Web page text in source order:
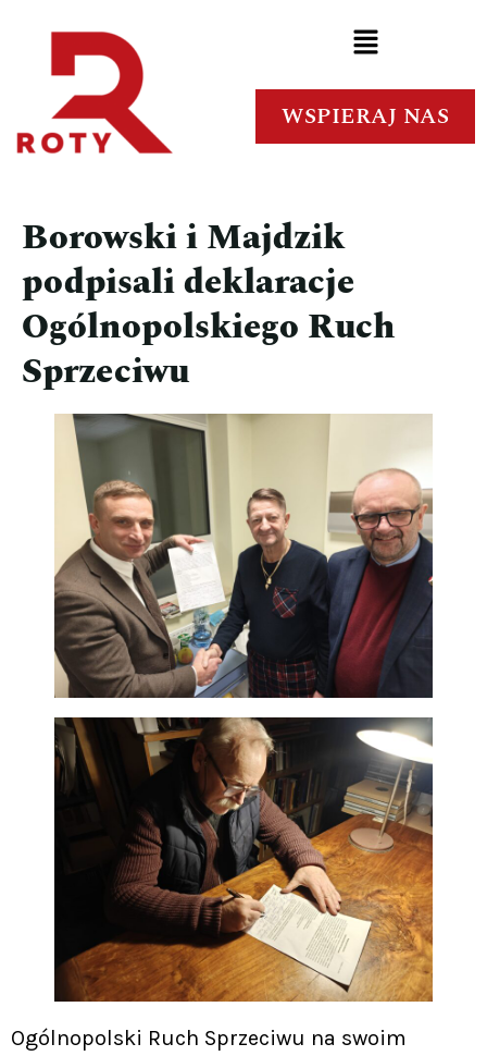
WSPIERAJ NAS
Borowski i Majdzik
podpisali deklaracje
Ogólnopolskiego Ruch
Sprzeciwu
Ogólnopolski Ruch Sprzeciwu na swoim